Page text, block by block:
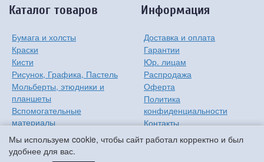
Мы используем cookie, чтобы сайт работал корректно и был
удобнее для вас.
Каталог товаров
Бумага и холсты
Краски
Кисти
Рисунок, Графика, Пастель
Мольберты, этюдники и
планшеты
Вспомогательные
материалы
Хобби
Детям
Мастер-классы
Информация
Доставка и оплата
Гарантии
Юр. лицам
Распродажа
Оферта
Политика
конфиденциальности
Контакты
О компании